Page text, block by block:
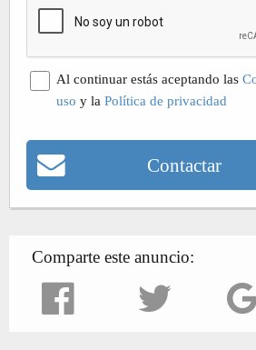
Al continuar estás aceptando las
uso y la Política de privacidad
Contactar
Comparte este anuncio: